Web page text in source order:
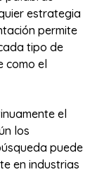
estrategia
permite
tipo de
como el
el
los
puede
en industrias